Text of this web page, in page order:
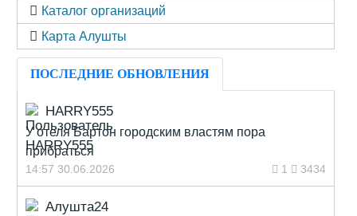
Каталог организаций
Карта Алушты
ПОСЛЕДНИЕ ОБНОВЛЕНИЯ
HARRY555
У отеля Бартон городским властям пора
прибраться
14:57 30.06.2026 1 3434
Алушта24